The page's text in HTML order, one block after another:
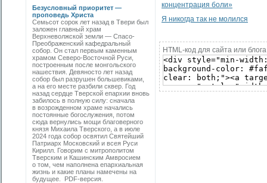
Безусловный приоритет —
проповедь Христа
Семьсот сорок лет назад в Твери был
заложен главный храм
Верхневолжской земли — Спасо-
Преображенский кафедральный
собор. Он стал первым каменным
храмом Северо-Восточной Руси,
построенным после монгольского
нашествия. Девяносто лет назад
собор был разрушен большевиками,
а на его месте разбили сквер. Год
назад сердце Тверской епархии вновь
забилось в полную силу: сначала
в возрожденном храме начались
постоянные богослужения, потом
сюда вернулись мощи благоверного
князя Михаила Тверского, а в июле
2024 года собор освятил Святейший
Патриарх Московский и всея Руси
Кирилл. Говорим с митрополитом
Тверским и Кашинским Амвросием
о том, чем наполнена епархиальная
жизнь и какие планы намечены на
будущее. PDF-версия.
концентрация боли»
Я никогда так не молился
HTML-код для сайта или